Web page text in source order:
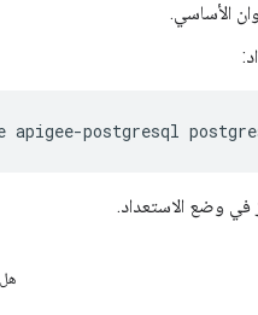
الأساسي.
postgresql
في وضع الاستعداد.